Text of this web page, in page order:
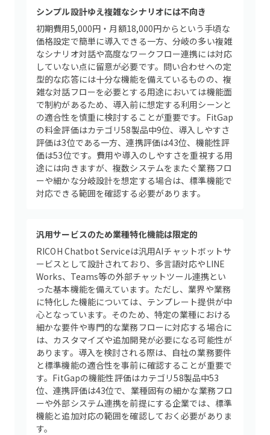
シンプル設計ゆえ複雑なシナリオには不向き
初期費用5,000円・月額18,000円からという手頃な
価格設定で簡単に導入できる一方、分岐の多い複雑
なシナリオ対話や高度なワークフロー連携には対応
していない点に留意が必要です。問い合わせへの定
型的な応答には十分な機能を備えているものの、複
雑な対話フローを必要とする用途においては機能面
で制約があるため、導入前に想定する利用シーンと
の適合性を慎重に検討することが重要です。FitGap
の料金評価はカテゴリ58製品中9位、導入しやすさ
評価は3位である一方、連携評価は43位、機能性評
価は53位です。費用や導入のしやすさを重視する用
途には向きますが、複数システムをまたぐ業務フロ
ーや細かな分岐設計を想定する場合は、標準機能で
対応できる範囲を確認する必要があります。
汎用サービスのため業種特化機能は限定的
RICOH Chatbot Serviceは汎用AIチャットボットサ
ービスとして設計されており、多言語対応やLINE
Works、Teams等の外部チャットツール連携とい
った基本機能を備えています。ただし、業界や業務
に特化した機能については、テンプレート提供が中
心となっています。そのため、特定の業種における
細かな要件や専門的な業務フローに対応する場合に
は、カスタマイズや追加開発が必要になる可能性が
あります。導入を検討される際は、自社の業務要件
と標準機能の適合性を事前に確認することが重要で
す。FitGapの機能性評価はカテゴリ58製品中53
位、連携評価は43位で、業種固有の細かな業務フロ
ーや外部システム連携を前提にする企業では、標準
機能と追加対応の範囲を確認しておく必要がありま
す。